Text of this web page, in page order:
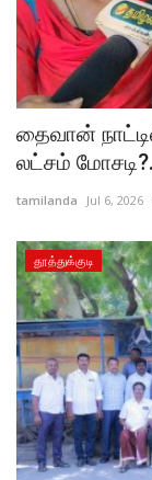
தைவான்
லட்சம்
tamilanda Jul 6, 2026
தூத்துக்குடி